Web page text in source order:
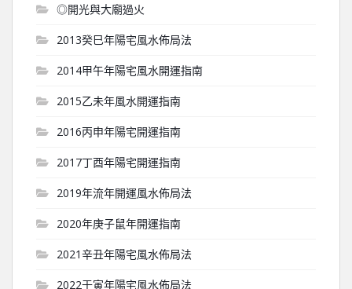
◎開光與大廟過火
2013癸巳年陽宅風水佈局法
2014甲午年陽宅風水開運指南
2015乙未年風水開運指南
2016丙申年陽宅開運指南
2017丁酉年陽宅開運指南
2019年流年開運風水佈局法
2020年庚子鼠年開運指南
2021辛丑年陽宅風水佈局法
2022壬寅年陽宅風水佈局法